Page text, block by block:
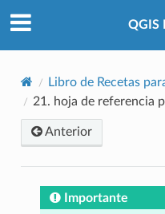
QGIS
Libro de Recetas
21. hoja de referencia
Anterior
Importante